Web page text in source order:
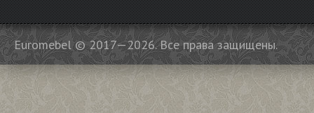
Euromebel © 2017—2026. Все права защищены.